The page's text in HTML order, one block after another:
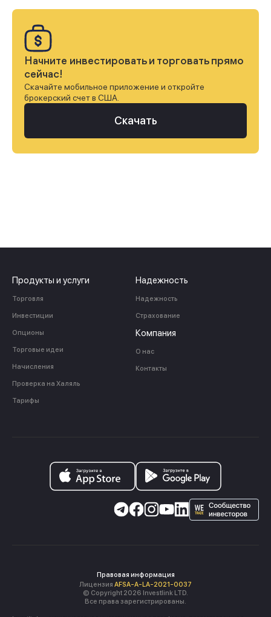
Начните инвестировать и торговать прямо
сейчас!
Скачайте мобильное приложение и откройте
брокерский счет в США.
Скачать
Продукты и услуги
Торговля
Инвестиции
Опционы
Торговые идеи
Начисления
Проверка на Халяль
Тарифы
Надежность
Надежность
Страхование
Компания
О нас
Контакты
Правовая информация
Лицензия AFSA-A-LA-2021-0037
© Copyright 2026 Investlink LTD.
Все права зарегистрированы.